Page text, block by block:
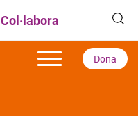
Col·labora
Dona